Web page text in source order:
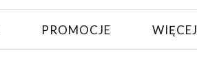
PROMOCJE WIĘCEJ